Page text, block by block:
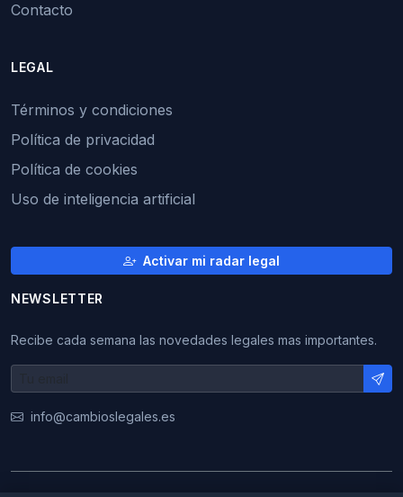
Contacto
LEGAL
Términos y condiciones
Política de privacidad
Política de cookies
Uso de inteligencia artificial
Activar mi radar legal
NEWSLETTER
Recibe cada semana las novedades legales mas importantes.
info@cambioslegales.es